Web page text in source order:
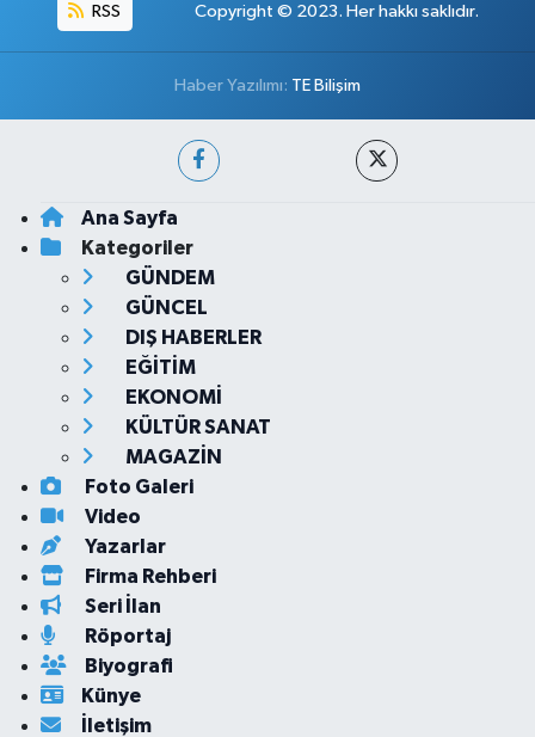
RSS Copyright © 2023. Her hakkı saklıdır.
Haber Yazılımı: TE Bilişim
Ana Sayfa
Kategoriler
GÜNDEM
GÜNCEL
DIŞ HABERLER
EĞİTİM
EKONOMİ
KÜLTÜR SANAT
MAGAZİN
Foto Galeri
Video
Yazarlar
Firma Rehberi
Seri İlan
Röportaj
Biyografi
Künye
İletişim